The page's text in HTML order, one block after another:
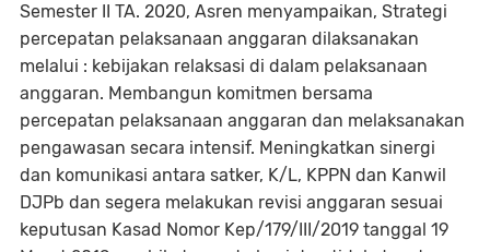
Semester II TA. 2020, Asren menyampaikan, Strategi
percepatan pelaksanaan anggaran dilaksanakan
melalui : kebijakan relaksasi di dalam pelaksanaan
anggaran. Membangun komitmen bersama
percepatan pelaksanaan anggaran dan melaksanakan
pengawasan secara intensif. Meningkatkan sinergi
dan komunikasi antara satker, K/L, KPPN dan Kanwil
DJPb dan segera melakukan revisi anggaran sesuai
keputusan Kasad Nomor Kep/179/III/2019 tanggal 19